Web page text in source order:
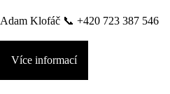
Adam Klofáč 📞 +420 723 387 546
Více informací